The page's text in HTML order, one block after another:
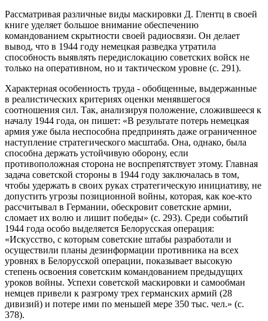
Рассматривая различные виды маскировки Д. Глентц в своей
книге уделяет большое внимание обеспечению
командованием скрытности своей радиосвязи. Он делает
вывод, что в 1944 году немецкая разведка утратила
способность выявлять передислокацию советских войск не
только на оперативном, но и тактическом уровне (с. 291).
Характерная особенность труда - обобщенные, выдержанные
в реалистических критериях оценки менявшегося
соотношения сил. Так, анализируя положение, сложившееся к
началу 1944 года, он пишет: «В результате потерь немецкая
армия уже была неспособна предпринять даже ограниченное
наступление стратегического масштаба. Она, однако, была
способна держать устойчивую оборону, если
противоположная сторона не воспрепятствует этому. Главная
задача советской стороны в 1944 году заключалась в том,
чтобы удержать в своих руках стратегическую инициативу, не
допустить угрозы позиционной войны, которая, как кое-кто
рассчитывал в Германии, обескровит советские армии,
сломает их волю и лишит победы» (с. 293). Среди событий
1944 года особо выделяется Белорусская операция:
«Искусство, с которым советские штабы разработали и
осуществили планы дезинформации противника на всех
уровнях в Белорусской операции, показывает высокую
степень освоения советским командованием предыдущих
уроков войны. Успехи советской маскировки и самообман
немцев привели к разгрому трех германских армий (28
дивизий) и потере ими по меньшей мере 350 тыс. чел.» (с.
378).